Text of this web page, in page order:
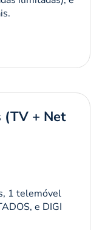
(TV + Net
1 telemóvel
e DIGI